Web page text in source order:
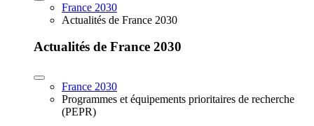
France 2030
Actualités de France 2030
Actualités de France 2030
France 2030
Programmes et équipements prioritaires de recherche
(PEPR)